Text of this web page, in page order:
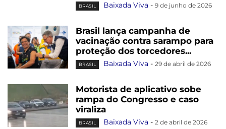
BRASIL Baixada Viva - 9 de junho de 2026
Brasil lança campanha de
vacinação contra sarampo para
proteção dos torcedores...
BRASIL Baixada Viva - 29 de abril de 2026
Motorista de aplicativo sobe
rampa do Congresso e caso
viraliza
BRASIL Baixada Viva - 2 de abril de 2026